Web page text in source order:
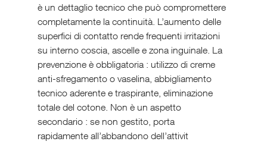
è un dettaglio tecnico che può compromettere
completamente la continuità. L’aumento delle
superfici di contatto rende frequenti irritazioni
su interno coscia, ascelle e zona inguinale. La
prevenzione è obbligatoria : utilizzo di creme
anti-sfregamento o vaselina, abbigliamento
tecnico aderente e traspirante, eliminazione
totale del cotone. Non è un aspetto
secondario : se non gestito, porta
rapidamente all’abbandono dell’attivit